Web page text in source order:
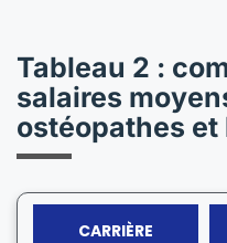
Tableau 2 :
salaires
ostéopathes
CARRIÈRE